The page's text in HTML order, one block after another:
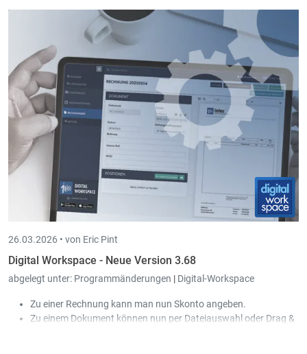
Bei den Projekten wird der Benutzer, der das Projekt
erstellt/zuletzt verändert hat, mit entsprechendem Datum
festgehalten.
Bei den mobilen Geräten (Time-in App) kann ein globaler Filter
für die Kunden, Projekte und Aktivitäten definiert werden.
26.03.2026 • von Eric Pint
Digital Workspace - Neue Version 3.68
abgelegt unter: Programmänderungen | Digital-Workspace
Zu einer Rechnung kann man nun Skonto angeben.
Zu einem Dokument können nun per Dateiauswahl oder Drag &